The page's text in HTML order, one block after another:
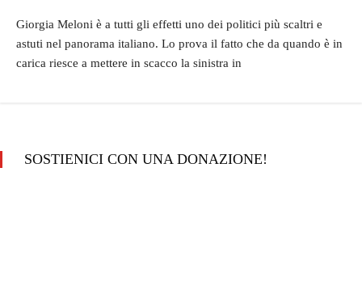
Giorgia Meloni è a tutti gli effetti uno dei politici più scaltri e
astuti nel panorama italiano. Lo prova il fatto che da quando è in
carica riesce a mettere in scacco la sinistra in
SOSTIENICI CON UNA DONAZIONE!